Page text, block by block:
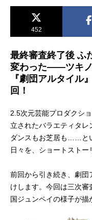
452
最終審査終了後 ふ
変わった――ツキノ
『劇団アルタイル
回！
2.5次元芸能プロダクシ
立されたバラエティタレ
ダンスもお芝居も……と
日々を、ショートストー
前回から引き続き、劇団
けします。今回は三次
国ジュンペイの様子が描